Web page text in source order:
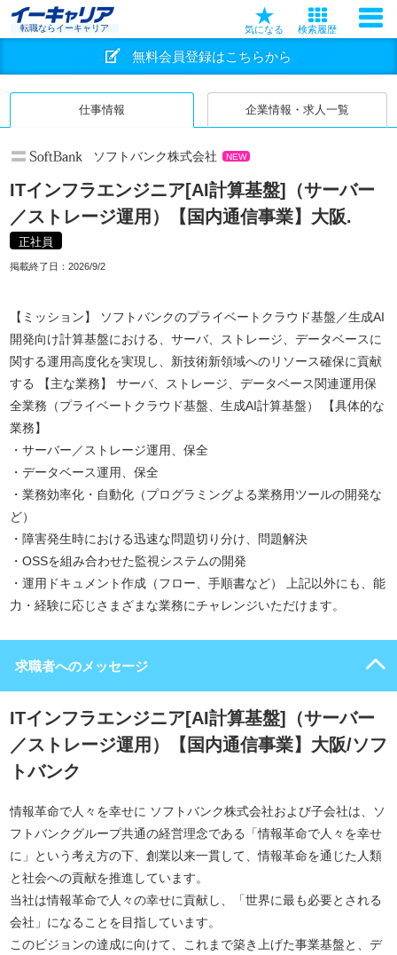
転職ならイーキャリア 気になる 検索履歴
無料会員登録はこちらから
仕事情報 企業情報・求人一覧
ソフトバンク株式会社 NEW
ITインフラエンジニア[AI計算基盤]（サーバー
／ストレージ運用）【国内通信事業】大阪.
正社員
掲載終了日： 2026/9/2
【ミッション】 ソフトバンクのプライベートクラウド基盤／生成AI
開発向け計算基盤における、サーバ、ストレージ、データベースに
関する運用高度化を実現し、新技術新領域へのリソース確保に貢献
する 【主な業務】 サーバ、ストレージ、データベース関連運用保
全業務（プライベートクラウド基盤、生成AI計算基盤） 【具体的な
業務】
・サーバー／ストレージ運用、保全
・データベース運用、保全
・業務効率化・自動化（プログラミングよる業務用ツールの開発な
ど）
・障害発生時における迅速な問題切り分け、問題解決
・OSSを組み合わせた監視システムの開発
・運用ドキュメント作成（フロー、手順書など） 上記以外にも、能
力・経験に応じさまざまな業務にチャレンジいただけます。
求職者へのメッセージ
ITインフラエンジニア[AI計算基盤]（サーバー
／ストレージ運用）【国内通信事業】大阪/ソフ
トバンク
情報革命で人々を幸せに ソフトバンク株式会社および子会社は、ソ
フトバンクグループ共通の経営理念である「情報革命で人々を幸せ
に」という考え方の下、創業以来一貫して、情報革命を通じた人類
と社会への貢献を推進しています。
当社は情報革命で人々の幸せに貢献し、「世界に最も必要とされる
会社」になることを目指しています。
このビジョンの達成に向けて、これまで築き上げた事業基盤と、デ